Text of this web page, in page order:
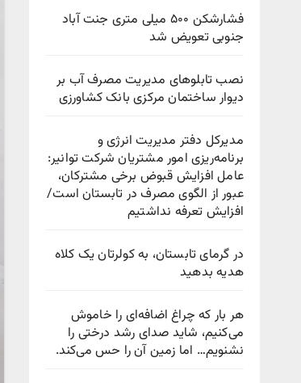
فشارشکن ۵۰۰ میلی متری جنت آباد
جنوبی تعویض شد
نصب تابلوهای مدیریت مصرف آب بر
دیوار ساختمان مرکزی بانک کشاورزی
مدیرکل دفتر مدیریت انرژی و
برنامه‌ریزی امور مشتریان شرکت توانیر:
عامل افزایش قبوض برخی مشترکان،
عبور از الگوی مصرف در تابستان است/
افزایش تعرفه نداشتیم
در گرمای تابستان، به کولرتان یک کلاه
هدیه بدهید
هر بار که چراغ اضافه‌ای را خاموش
می‌کنیم، شاید صدای رشد درختی را
نشنویم… اما زمین آن را حس می‌کند.